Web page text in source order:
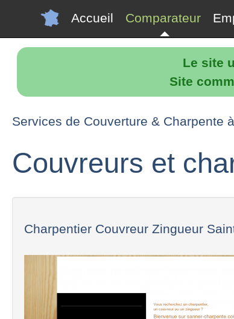
Le site
Site
Accueil Comparateur
Services de Couverture & Charpente
Couvreurs et
Charpentier Couvreur Zingueur